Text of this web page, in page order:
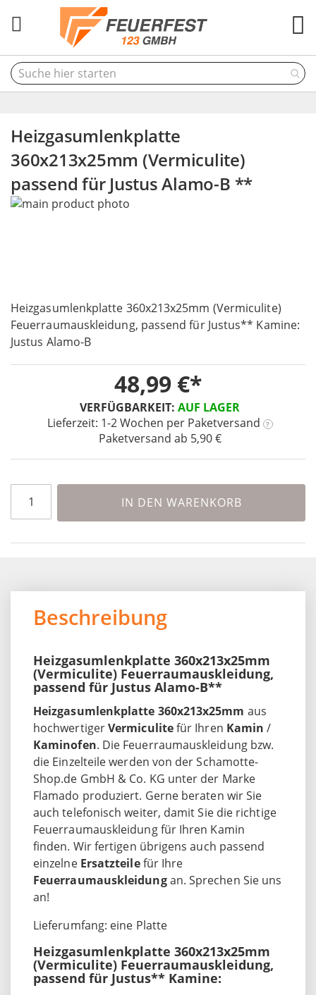
Heizgasumlenkplatte
360x213x25mm (Vermiculite)
passend für Justus Alamo-B **
Heizgasumlenkplatte 360x213x25mm (Vermiculite)
Feuerraumauskleidung, passend für Justus** Kamine:
Justus Alamo-B
VERFÜGBARKEIT: AUF LAGER
Lieferzeit: 1-2 Wochen per Paketversand ?
Paketversand ab 5,90 €
48,99 €
IN DEN WARENKORB
Skip
gallery
to
the
beginning
the
Beschreibung
Heizgasumlenkplatte 360x213x25mm
(Vermiculite) Feuerraumauskleidung,
passend für Justus Alamo-B**
Heizgasumlenkplatte 360x213x25mm aus
hochwertigerVermiculitefür Ihren Kamin/
Kaminofen. Die Feuerraumauskleidung bzw.
die Einzelteile werden von der Schamotte-
Shop.de GmbH & Co. KG unter der Marke
Flamado produziert. Gerne beraten wir Sie
auch telefonisch weiter, damit Sie die richtige
Feuerraumauskleidung für Ihren Kamin
finden. Wir fertigen übrigens auch passend
einzelne Ersatzteilefür Ihre
Feuerraumauskleidungan. Sprechen Sie uns
an!
Lieferumfang: eine Platte
Heizgasumlenkplatte 360x213x25mm
(Vermiculite) Feuerraumauskleidung,
passend für Justus** Kamine: